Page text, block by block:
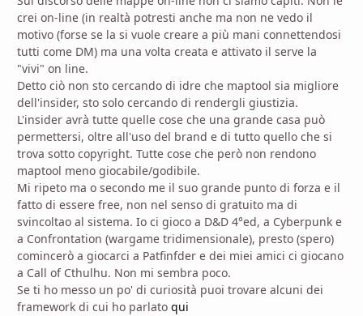
crei on-line (in realtà potresti anche ma non ne vedo il
motivo (forse se la si vuole creare a più mani connettendosi
tutti come DM) ma una volta creata e attivato il serve la
"vivi" on line.
Detto ciò non sto cercando di idre che maptool sia migliore
dell'insider, sto solo cercando di rendergli giustizia.
L'insider avrà tutte quelle cose che una grande casa può
permettersi, oltre all'uso del brand e di tutto quello che si
trova sotto copyright. Tutte cose che però non rendono
maptool meno giocabile/godibile.
Mi ripeto ma o secondo me il suo grande punto di forza e il
fatto di essere free, non nel senso di gratuito ma di
svincoltao al sistema. Io ci gioco a D&D 4°ed, a Cyberpunk e
a Confrontation (wargame tridimensionale), presto (spero)
comincerò a giocarci a Patfinfder e dei miei amici ci giocano
a Call of Cthulhu. Non mi sembra poco.
Se ti ho messo un po' di curiosità puoi trovare alcuni dei
framework di cui ho parlato qui